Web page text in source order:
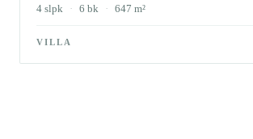
4 slpk · 6 bk · 647 m²
VILLA